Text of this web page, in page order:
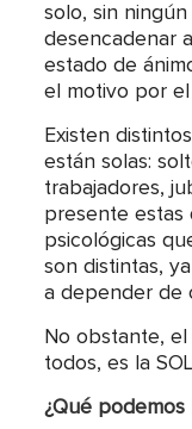
solo, sin
desencadenar
estado de
el motivo por
Existen
están solas:
trabajadores,
presente estas
psicológicas
son distintas,
a depender de
No obstante,
todos, es la
¿Qué podemos